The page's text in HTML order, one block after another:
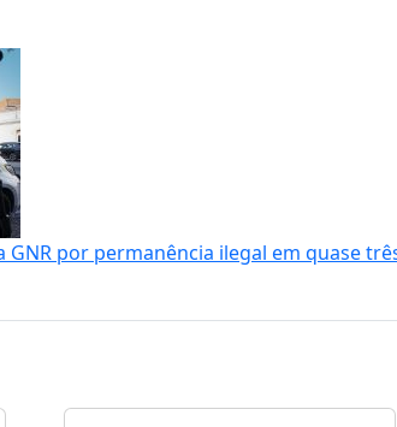
por permanência ilegal em quase